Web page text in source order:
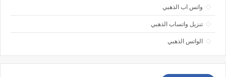
واتس اب الذهبي
تنزيل واتساب الذهبي
الواتس الذهبي